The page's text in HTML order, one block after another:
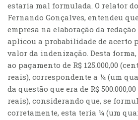
estaria mal formulada. O relator
Fernando Gonçalves, entendeu
empresa na elaboração da redação
aplicou a probabilidade de acerto
valor da indenização. Desta
ao pagamento de R$ 125.000,00
reais), correspondente a ¼ (um
da questão que era de R$
reais), considerando que, se
corretamente, esta teria ¼ (um